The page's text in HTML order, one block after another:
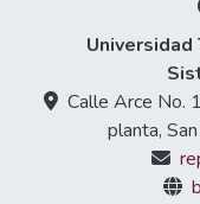
Calle Arce No.
planta,